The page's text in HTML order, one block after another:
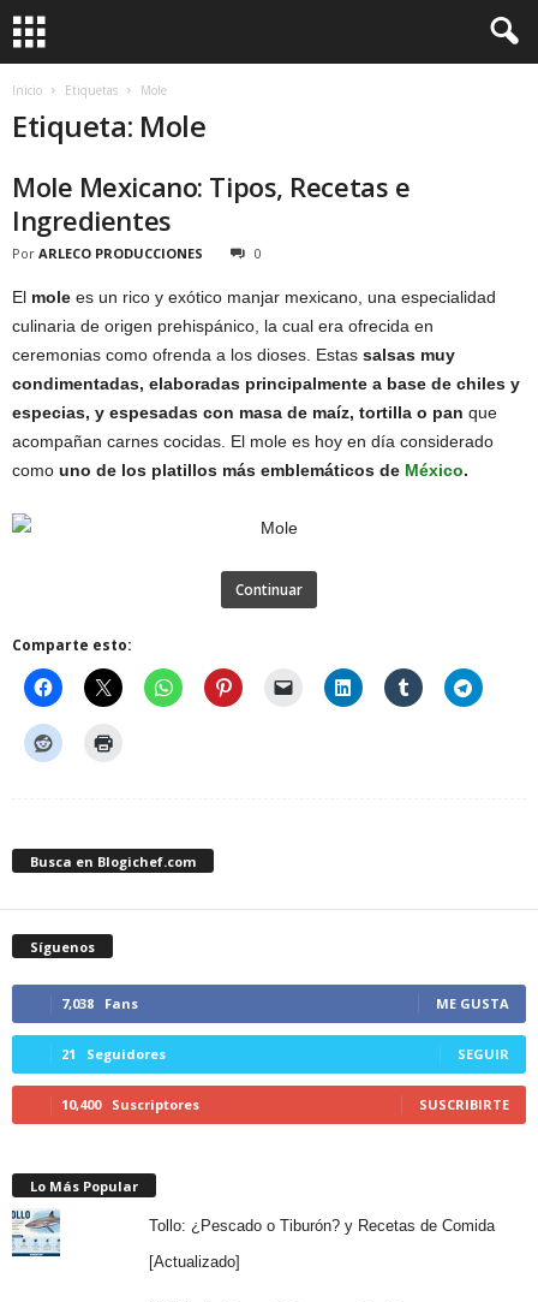
Inicio Etiquetas Mole
Etiqueta: Mole
Mole Mexicano: Tipos, Recetas e
Ingredientes
Por ARLECO PRODUCCIONES 0
El mole es un rico y exótico manjar mexicano, una especialidad
culinaria de origen prehispánico, la cual era ofrecida en
ceremonias como ofrenda a los dioses. Estas salsas muy
condimentadas, elaboradas principalmente a base de chiles y
especias, y espesadas con masa de maíz, tortilla o pan que
acompañan carnes cocidas. El mole es hoy en día considerado
como uno de los platillos más emblemáticos de México.
Continuar
Comparte esto:
Busca en Blogichef.com
Síguenos
7,038 Fans ME GUSTA
21 Seguidores SEGUIR
10,400 Suscriptores SUSCRIBIRTE
Lo Más Popular
Tollo: ¿Pescado o Tiburón? y Recetas de Comida
[Actualizado]